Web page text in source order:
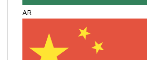
AR